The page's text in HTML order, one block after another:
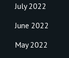
July 2022
June 2022
May 2022